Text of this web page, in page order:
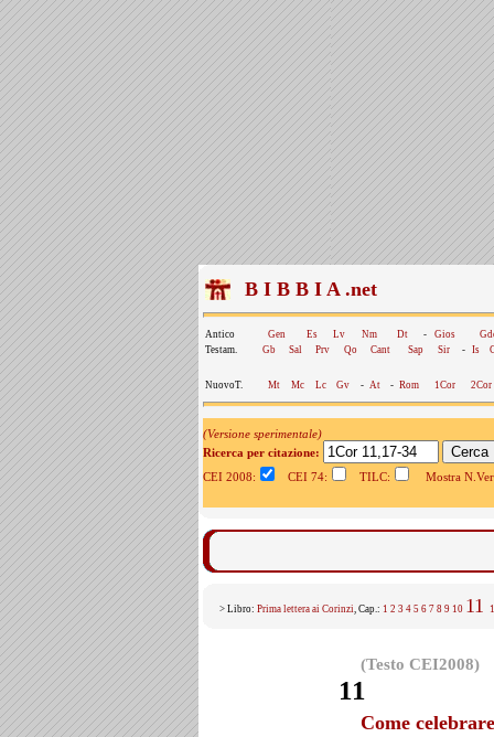
B I B B I A .net
Antico Gen Es Lv Nm Dt - Gios
Testam.
Gb Sal Prv Qo Cant Sap Sir - Is
NuovoT. Mt Mc Lc Gv - At - Rom 1Cor 2Cor
(Versione sperimentale)
Ricerca per citazione:
CEI 2008:
CEI 74: TILC: Mostra
> Libro: Prima lettera ai Corinzi, Cap.: 1 2 3 4 5 6 7 8 9 10 11
(Testo CEI2008)
11
Come